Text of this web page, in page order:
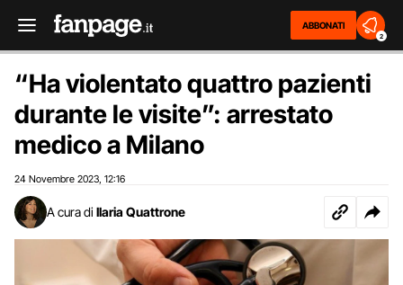
ABBONATI
2
“Ha violentato quattro pazienti
durante le visite”: arrestato
medico a Milano
24 Novembre 2023 12:16
A cura di Ilaria Quattrone